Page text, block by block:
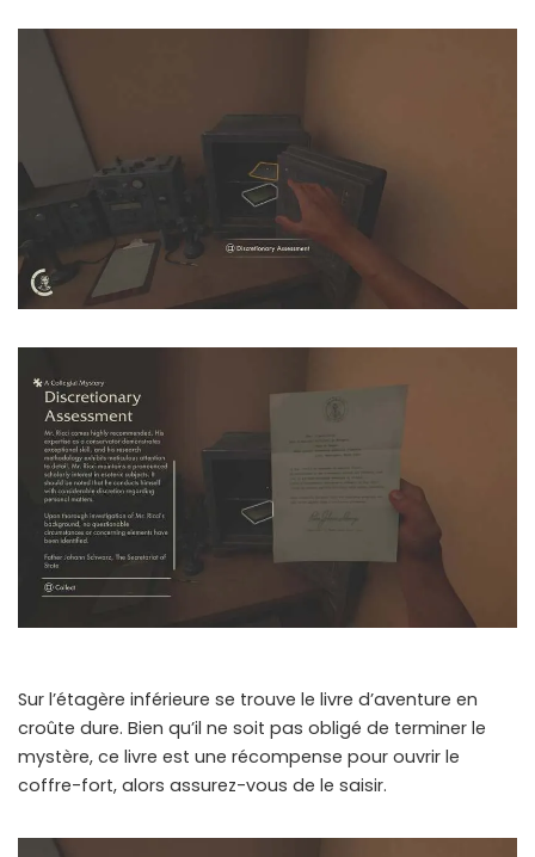
Sur l’étagère inférieure se trouve le livre d’aventure en
croûte dure. Bien qu’il ne soit pas obligé de terminer le
mystère, ce livre est une récompense pour ouvrir le
coffre-fort, alors assurez-vous de le saisir.